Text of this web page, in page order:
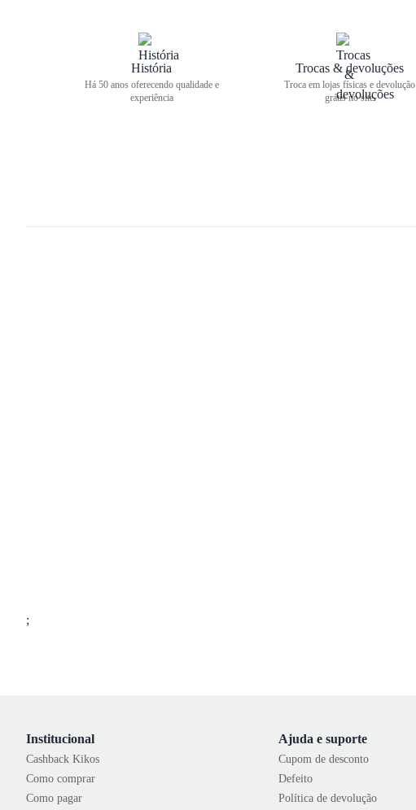
História
Há 50 anos oferecendo qualidade e
experiência
Trocas & devoluções
Troca em lojas físicas e devolução
grátis no site
;
Institucional
Cashback Kikos
Como comprar
Como pagar
Ajuda e suporte
Cupom de desconto
Defeito
Política de devolução